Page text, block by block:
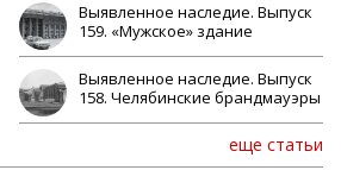
Выявленное наследие. Выпуск
159. «Мужское» здание
Выявленное наследие. Выпуск
158. Челябинские брандмауэры
еще статьи